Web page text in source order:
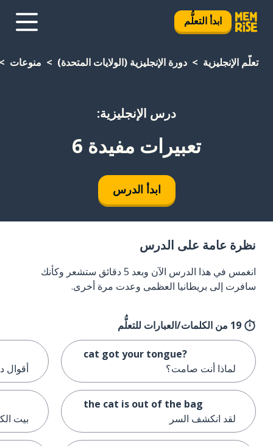
ابدأ التعلُّم
تعلَّم الإنجليزية دورة الإنجليزية (الولايات المتحدة) منوعات
درس الإنجليزية:
تعبيرات مفيدة 6
ابدأ الدرس
نظرة عامة على الدرس
انغمس في هذا الدرس الآن وبعد 5 دقائق ستشعر وكأنك
سافرت إلى بريطانيا العظمى وعدت مرة أخرى.
19 من الكلمات/العبارات للتعلُّم
cat got your tongue?
لماذا أنت صامت؟
the cat is out of the bag
لقد انكشف السر
أقوال
بيت